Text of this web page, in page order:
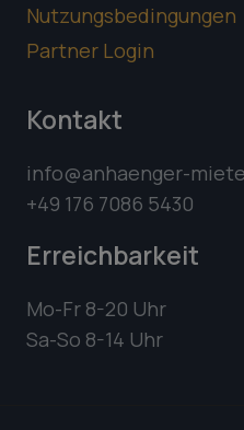
Nutzungsbedingungen
Partner Login
Kontakt
info@anhaenger-
+49 176 7086 5430
Erreichbarkeit
Mo-Fr 8-20 Uhr
Sa-So 8-14 Uhr